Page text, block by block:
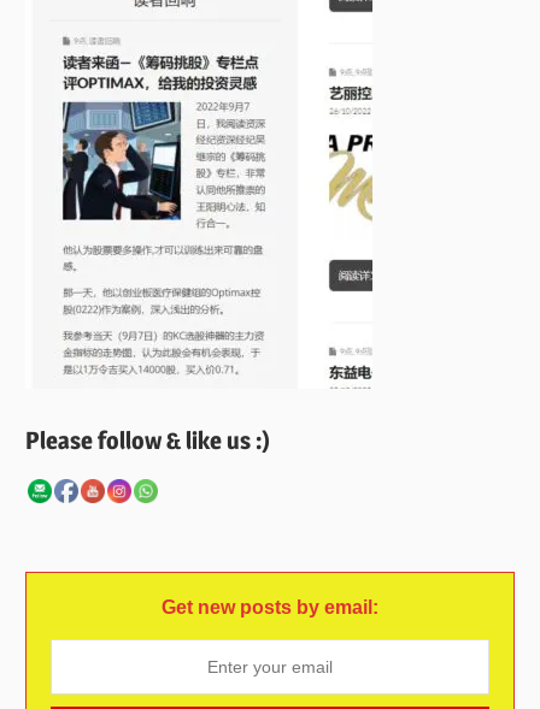
Please follow & like us :)
Get new posts by email: